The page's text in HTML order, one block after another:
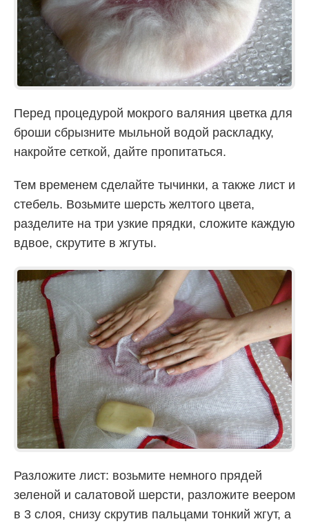
Перед процедурой мокрого валяния цветка для
броши сбрызните мыльной водой раскладку,
накройте сеткой, дайте пропитаться.
Тем временем сделайте тычинки, а также лист и
стебель. Возьмите шерсть желтого цвета,
разделите на три узкие прядки, сложите каждую
вдвое, скрутите в жгуты.
Разложите лист: возьмите немного прядей
зеленой и салатовой шерсти, разложите веером
в 3 слоя, снизу скрутив пальцами тонкий жгут, а